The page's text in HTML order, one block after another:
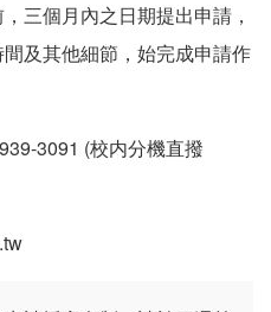
三個月內之日期提出申請，
及其他細節，始完成申請作
3091 (校内分機直撥